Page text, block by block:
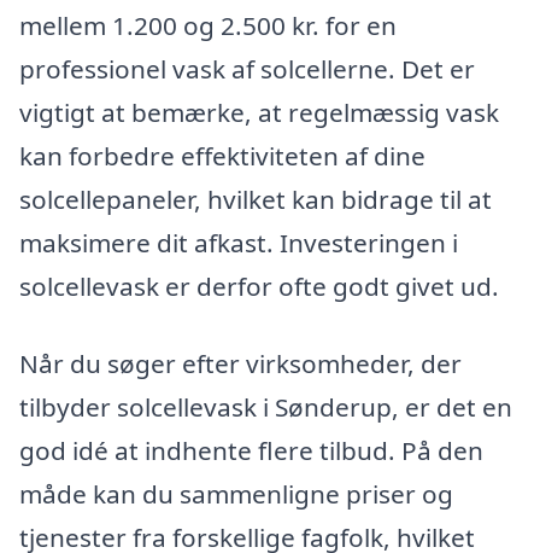
mellem 1.200 og 2.500 kr. for en
professionel vask af solcellerne. Det er
vigtigt at bemærke, at regelmæssig vask
kan forbedre effektiviteten af dine
solcellepaneler, hvilket kan bidrage til at
maksimere dit afkast. Investeringen i
solcellevask er derfor ofte godt givet ud.
Når du søger efter virksomheder, der
tilbyder solcellevask i Sønderup, er det en
god idé at indhente flere tilbud. På den
måde kan du sammenligne priser og
tjenester fra forskellige fagfolk, hvilket